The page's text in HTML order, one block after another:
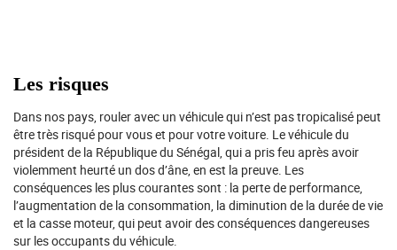
Les risques
Dans nos pays, rouler avec un véhicule qui n’est pas tropicalisé peut
être très risqué pour vous et pour votre voiture. Le véhicule du
président de la République du Sénégal, qui a pris feu après avoir
violemment heurté un dos d’âne, en est la preuve. Les
conséquences les plus courantes sont : la perte de performance,
l’augmentation de la consommation, la diminution de la durée de vie
et la casse moteur, qui peut avoir des conséquences dangereuses
sur les occupants du véhicule.